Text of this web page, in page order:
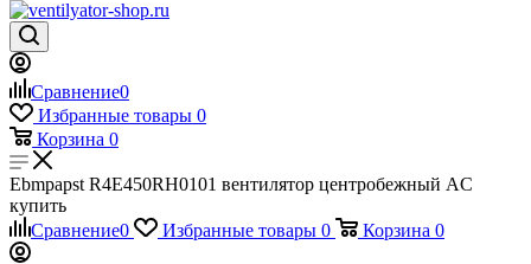
Сравнение0
Избранные товары 0
Корзина 0
Ebmpapst R4E450RH0101 вентилятор центробежный AC
купить
Сравнение0 Избранные товары 0 Корзина 0